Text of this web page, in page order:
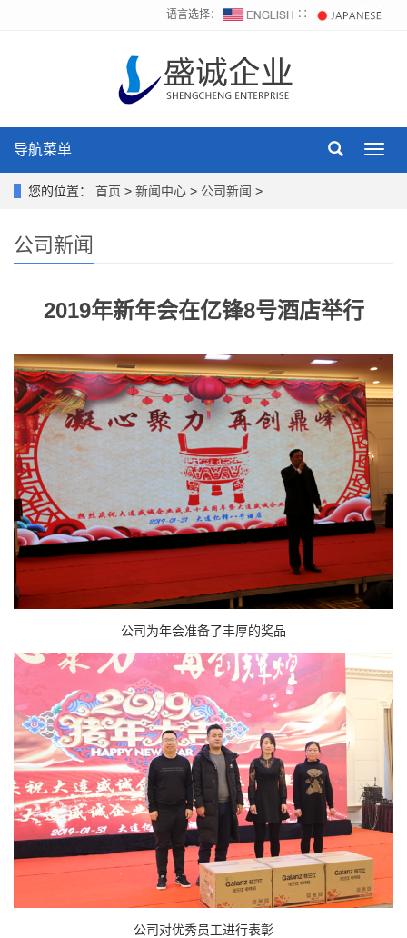
语言选择： ∷
导航菜单
您的位置： 首页 > 新闻中心 > 公司新闻 >
公司新闻
2019年新年会在亿锋8号酒店举行
公司为年会准备了丰厚的奖品
公司对优秀员工进行表彰